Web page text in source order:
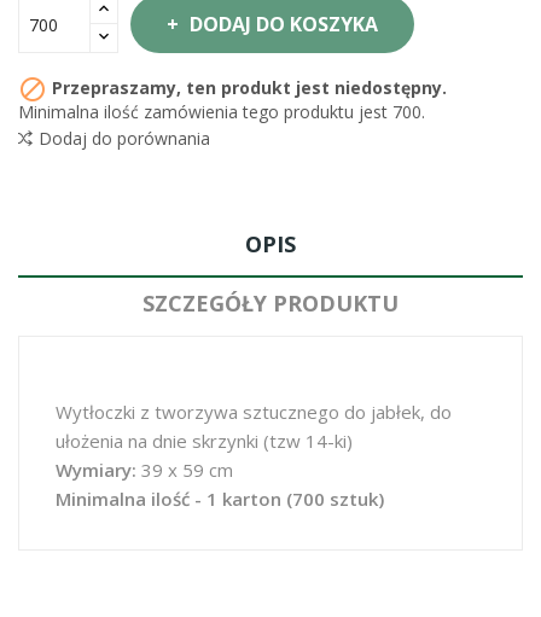
DODAJ DO KOSZYKA
 Przepraszamy, ten produkt jest niedostępny.
Minimalna ilość zamówienia tego produktu jest 700.
Dodaj do porównania
OPIS
SZCZEGÓŁY PRODUKTU
Wytłoczki z tworzywa sztucznego do jabłek, do
ułożenia na dnie skrzynki (tzw 14-ki)
Wymiary: 39 x 59 cm
Minimalna ilość - 1 karton (700 sztuk)